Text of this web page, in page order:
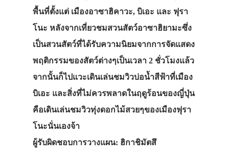
พื้นที่ตั้งแต่ เมืองอาซาฮิคาวะ, บิเอะ และ ฟุรา
โนะ หลังจากเที่ยวชมสวนสัตว์อาซาฮิยามะซึ่ง
เป็นสวนสัตว์ที่ได้รับความนิยมจากการจัดแสดง
พฤติกรรมของสัตว์ต่างๆเป็นเวลา 2 ชั่วโมงแล้ว
จากนั้นก็ไปแวะเดินเล่นชมวิวบ่อน้ำสีฟ้าที่เมือง
บิเอะ และสิ่งที่ไม่ควรพลาดในฤดูร้อนของญี่ปุ่น
คือเดินเล่นชมวิวทุ่งดอกไม้สวยๆของเมืองฟุรา
โนะนั่นเองจ้า
ผู้รับผิดชอบการวางแผน: ฮิกาชิมัตสึ